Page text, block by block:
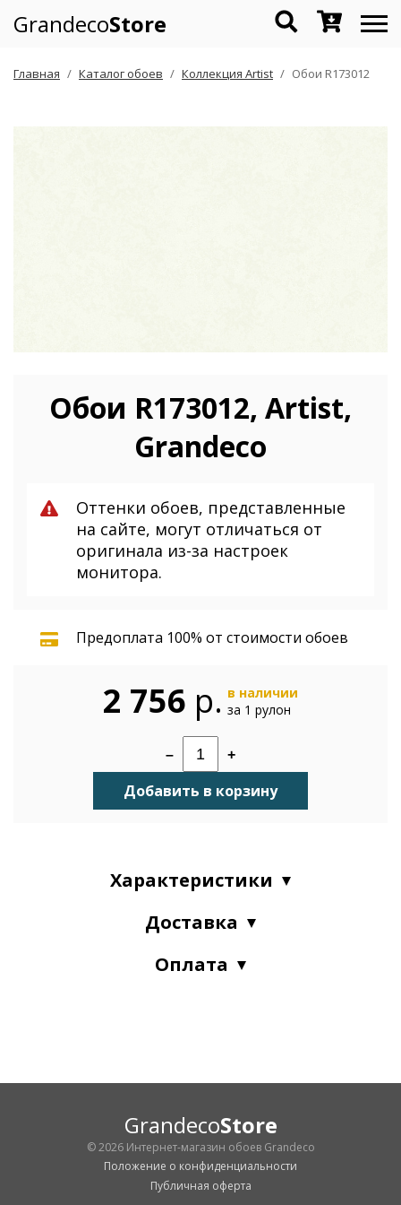
GrandecoStore
Главная Каталог обоев Коллекция Artist Обои R173012
Обои R173012, Artist,
Grandeco
Оттенки обоев, представленные
на сайте, могут отличаться от
оригинала из-за настроек
монитора.
Предоплата 100% от стоимости обоев
2 756 р. в наличии
за 1 рулон
– +
Добавить в корзину
Характеристики
Доставка
Оплата
GrandecoStore
© 2026 Интернет-магазин обоев Grandeco
Положение о конфиденциальности
Публичная оферта